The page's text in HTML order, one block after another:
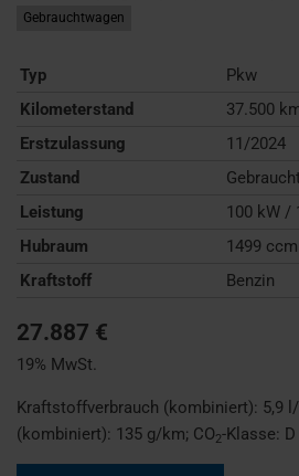
Gebrauchtwagen
Typ
Pkw
Kilometerstand
37.500
Erstzulassung
11/2024
Zustand
Leistung
100 kW /
Hubraum
1499 ccm
Kraftstoff
Benzin
27.887 €
19% MwSt.
Kraftstoffverbrauch (kombiniert): 5,9
(kombiniert): 135 g/km; CO2-Klasse: D